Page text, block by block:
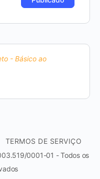
TERMOS DE SERVIÇO
0001-01 - Todos os